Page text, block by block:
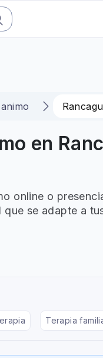
en
online o
se adapte a
Terapia